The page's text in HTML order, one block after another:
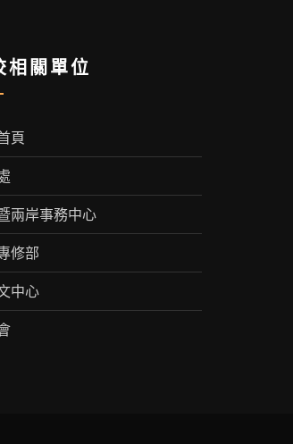
相關單位
頁
兩岸事務中心
修部
中心